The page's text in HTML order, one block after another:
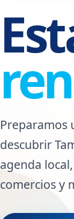
Preparamos
descubrir
agenda
comercios y